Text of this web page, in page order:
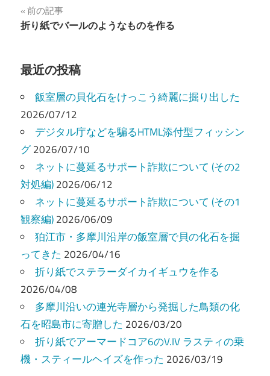
投
稿
ナ
ビ
ゲ
ー
シ
ョ
ン
前の記事
折り紙でバールのようなものを作る
最近の投稿
飯室層の貝化石をけっこう綺麗に掘り出した
2026/07/12
デジタル庁などを騙るHTML添付型フィッシン
グ2026/07/10
ネットに蔓延るサポート詐欺について (その2
対処編)2026/06/12
ネットに蔓延るサポート詐欺について (その1
観察編)2026/06/09
狛江市・多摩川沿岸の飯室層で貝の化石を掘
ってきた 2026/04/16
折り紙でステラーダイカイギュウを作る
2026/04/08
多摩川沿いの連光寺層から発掘した鳥類の化
石を昭島市に寄贈した 2026/03/20
折り紙でアーマードコア6のV.IV ラスティの乗
機・スティールヘイズを作った 2026/03/19